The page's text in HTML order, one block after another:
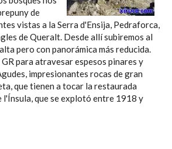
de
vistas a la Serra d'Ensija, Pedraforca,
de Queralt. Desde allí subiremos al
pero con panorámica más reducida.
para atravesar espesos pinares y
impresionantes rocas de gran
que tienen a tocar la restaurada
l'Ínsula, que se explotó entre 1918 y